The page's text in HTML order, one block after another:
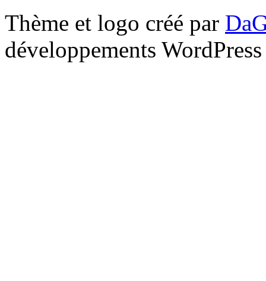
Thème et logo créé par
développements